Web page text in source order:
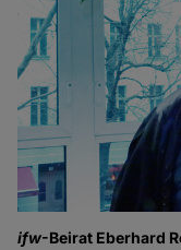
ifw-Beirat Eberhard